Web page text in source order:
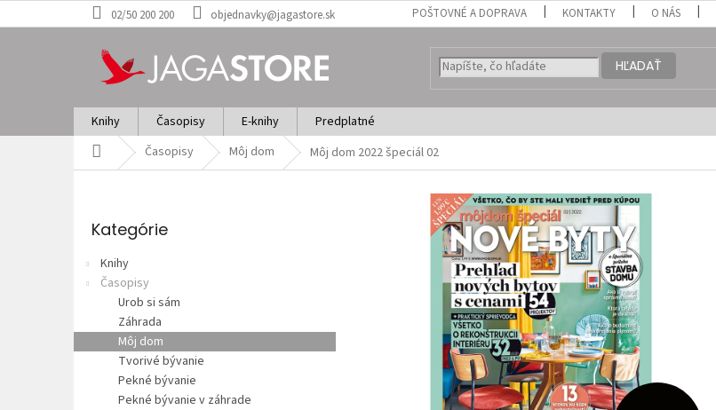
Prejsť
02/50 200 200 objednavky@jagastore.sk POŠTOVNÉ A DOPRAVA KONTAKTY O NÁS
HĽADAŤ
Knihy Časopisy E-knihy
Predplatné
Domov Časopisy Môj dom Môj dom 2022 špeciál 02
e
l
kategórie
Kategórie
Knihy
Časopisy
Urob si sám
Záhrada
Môj dom
Tvorivé bývanie
Pekné bývanie
Pekné bývanie v záhrade